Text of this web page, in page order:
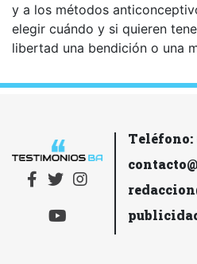
y a los métodos
elegir cuándo y si quieren
libertad una bendición o una
Teléfono: